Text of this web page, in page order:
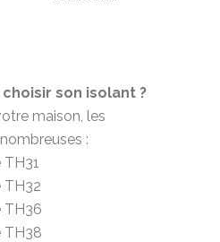
son isolant ?
maison, les
:
TH32
TH36
TH38